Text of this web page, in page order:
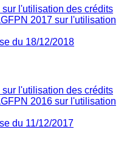
l'utilisation des crédits
2017 sur l'utilisation
du 18/12/2018
l'utilisation des crédits
2016 sur l'utilisation
du 11/12/2017